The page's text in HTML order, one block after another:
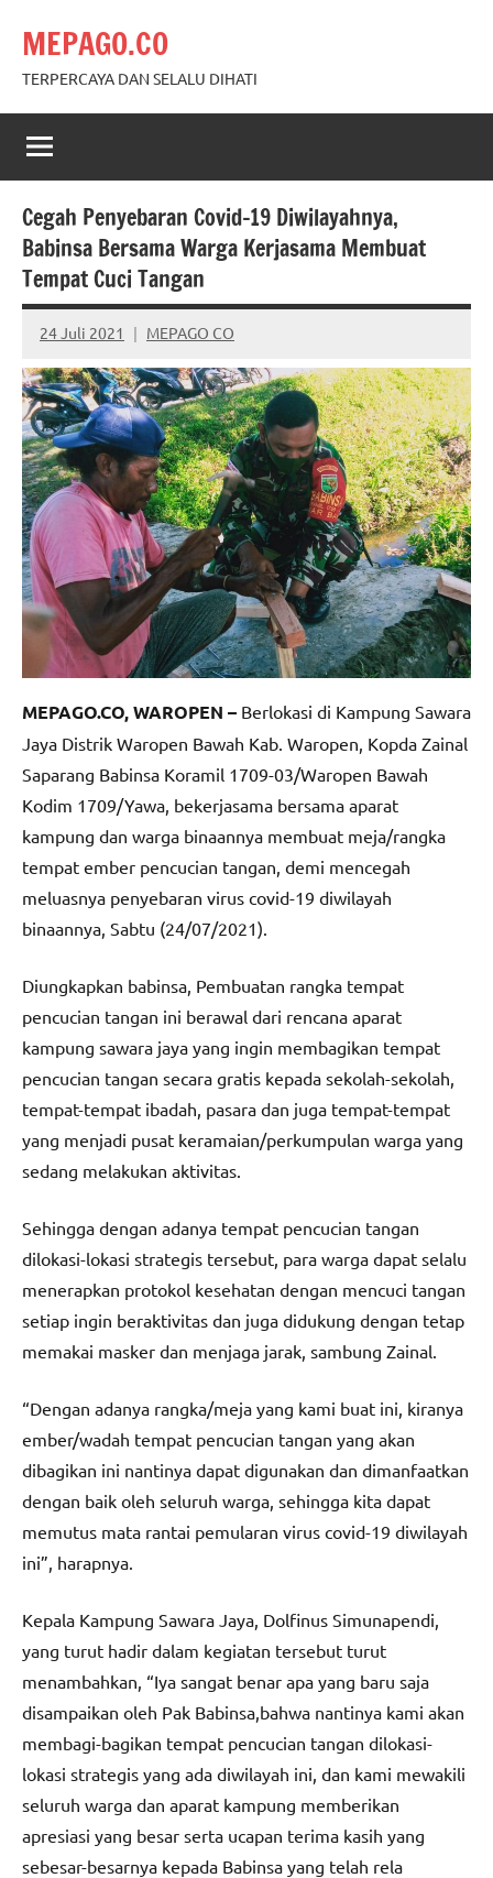
content
MEPAGO.CO
TERPERCAYA DAN SELALU DIHATI
Cegah Penyebaran Covid-19 Diwilayahnya,
Babinsa Bersama Warga Kerjasama Membuat
Tempat Cuci Tangan
24 Juli 2021 MEPAGO CO
No
comments
MEPAGO.CO, WAROPEN – Berlokasi di Kampung Sawara
Jaya Distrik Waropen Bawah Kab. Waropen, Kopda Zainal
Saparang Babinsa Koramil 1709-03/Waropen Bawah
Kodim 1709/Yawa, bekerjasama bersama aparat
kampung dan warga binaannya membuat meja/rangka
tempat ember pencucian tangan, demi mencegah
meluasnya penyebaran virus covid-19 diwilayah
binaannya, Sabtu (24/07/2021).
Diungkapkan babinsa, Pembuatan rangka tempat
pencucian tangan ini berawal dari rencana aparat
kampung sawara jaya yang ingin membagikan tempat
pencucian tangan secara gratis kepada sekolah-sekolah,
tempat-tempat ibadah, pasara dan juga tempat-tempat
yang menjadi pusat keramaian/perkumpulan warga yang
sedang melakukan aktivitas.
Sehingga dengan adanya tempat pencucian tangan
dilokasi-lokasi strategis tersebut, para warga dapat selalu
menerapkan protokol kesehatan dengan mencuci tangan
setiap ingin beraktivitas dan juga didukung dengan tetap
memakai masker dan menjaga jarak, sambung Zainal.
“Dengan adanya rangka/meja yang kami buat ini, kiranya
ember/wadah tempat pencucian tangan yang akan
dibagikan ini nantinya dapat digunakan dan dimanfaatkan
dengan baik oleh seluruh warga, sehingga kita dapat
memutus mata rantai pemularan virus covid-19 diwilayah
ini”, harapnya.
Kepala Kampung Sawara Jaya, Dolfinus Simunapendi,
yang turut hadir dalam kegiatan tersebut turut
menambahkan, “Iya sangat benar apa yang baru saja
disampaikan oleh Pak Babinsa,bahwa nantinya kami akan
membagi-bagikan tempat pencucian tangan dilokasi-
lokasi strategis yang ada diwilayah ini, dan kami mewakili
seluruh warga dan aparat kampung memberikan
apresiasi yang besar serta ucapan terima kasih yang
sebesar-besarnya kepada Babinsa yang telah rela